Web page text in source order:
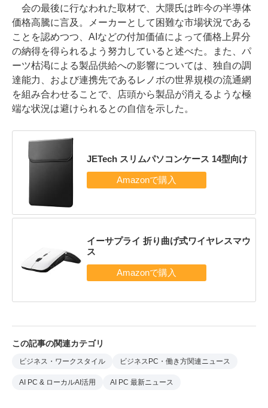
会の最後に行なわれた取材で、大隈氏は昨今の半導体
価格高騰に言及。メーカーとして困難な市場状況である
ことを認めつつ、AIなどの付加価値によって価格上昇分
の納得を得られるよう努力していると述べた。また、パ
ーツ枯渇による製品供給への影響については、独自の調
達能力、および連携先であるレノボの世界規模の流通網
を組み合わせることで、店頭から製品が消えるような極
端な状況は避けられるとの自信を示した。
JETech スリムパソコンケース 14型向け
イーサプライ 折り曲げ式ワイヤレスマウ
ス
この記事の関連カテゴリ
ビジネス・ワークスタイル ビジネスPC・働き方関連ニュース
AI PC & ローカルAI活用 AI PC 最新ニュース